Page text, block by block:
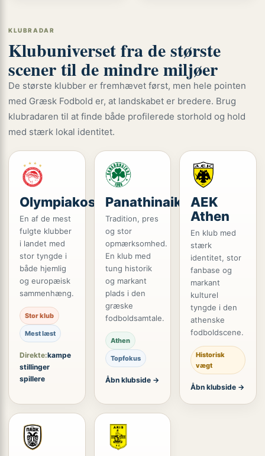
KLUBRADAR
Klubuniverset fra de største
scener til de mindre miljøer
De største klubber er fremhævet først, men hele pointen
med Græsk Fodbold er, at landskabet er bredere. Brug
klubradaren til at finde både profilerede storhold og hold
med stærk lokal identitet.
Olympiakos
En af de mest
fulgte klubber
i landet med
stor tyngde i
både hjemlig
og europæisk
sammenhæng.
Stor klub
Mest læst
Direkte:kampe
stillinger
spillere
Panathinaikos
Tradition, pres
og stor
opmærksomhed.
En klub med
tung historik
og markant
plads i den
græske
fodboldsamtale.
Athen
Topfokus
Åbn klubside →
AEK
Athen
En klub med
stærk
identitet, stor
fanbase og
markant
kulturel
tyngde i den
athenske
fodboldscene.
Historisk
vægt
Åbn klubside →